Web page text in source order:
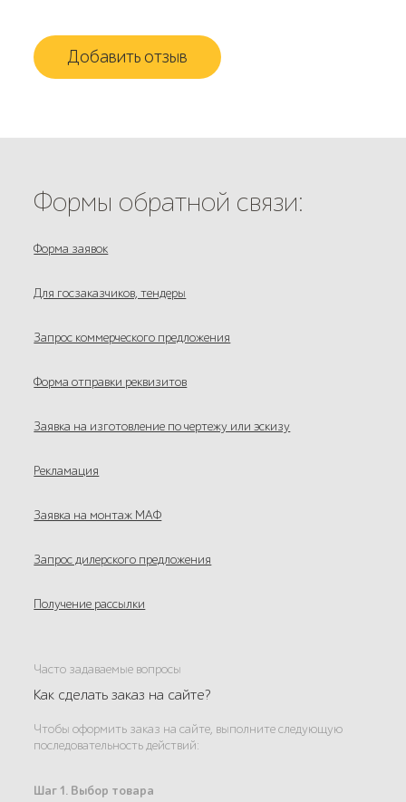
Добавить отзыв
Формы обратной связи:
Форма заявок
Для госзаказчиков, тендеры
Запрос коммерческого предложения
Форма отправки реквизитов
Заявка на изготовление по чертежу или эскизу
Рекламация
Заявка на монтаж МАФ
Запрос дилерского предложения
Получение рассылки
Часто задаваемые вопросы
Как сделать заказ на сайте?
Чтобы оформить заказ на сайте, выполните следующую
последовательность действий:
Шаг 1. Выбор товара